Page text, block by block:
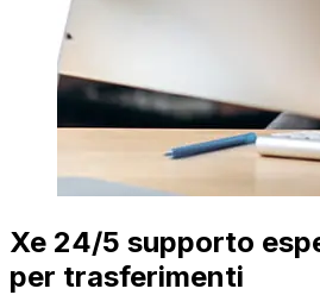
Xe 24/5 supporto
per trasferimenti